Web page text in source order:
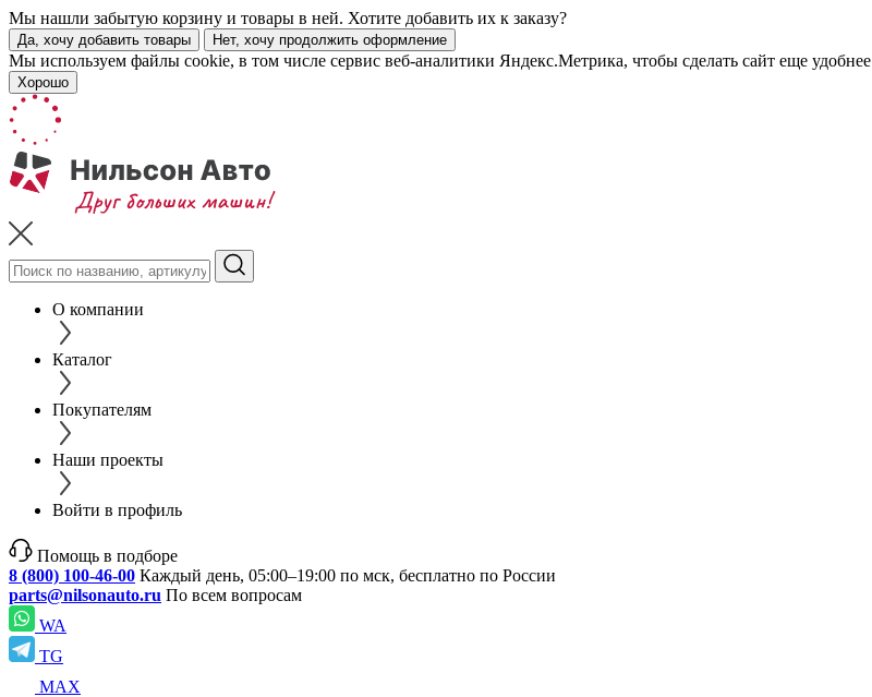
Мы нашли забытую корзину и товары в ней. Хотите добавить их к заказу?
Да, хочу добавить товары Нет, хочу продолжить оформление
Мы используем файлы cookie, в том числе сервис веб-аналитики Яндекс.Метрика, чтобы сделать сайт еще удобнее
Хорошо
О компании
Каталог
Покупателям
Наши проекты
Войти в профиль
Помощь в подборе
8 (800) 100-46-00 Каждый день, 05:00–19:00 по мск, бесплатно по России
parts@nilsonauto.ru По всем вопросам
WA
TG
MAX